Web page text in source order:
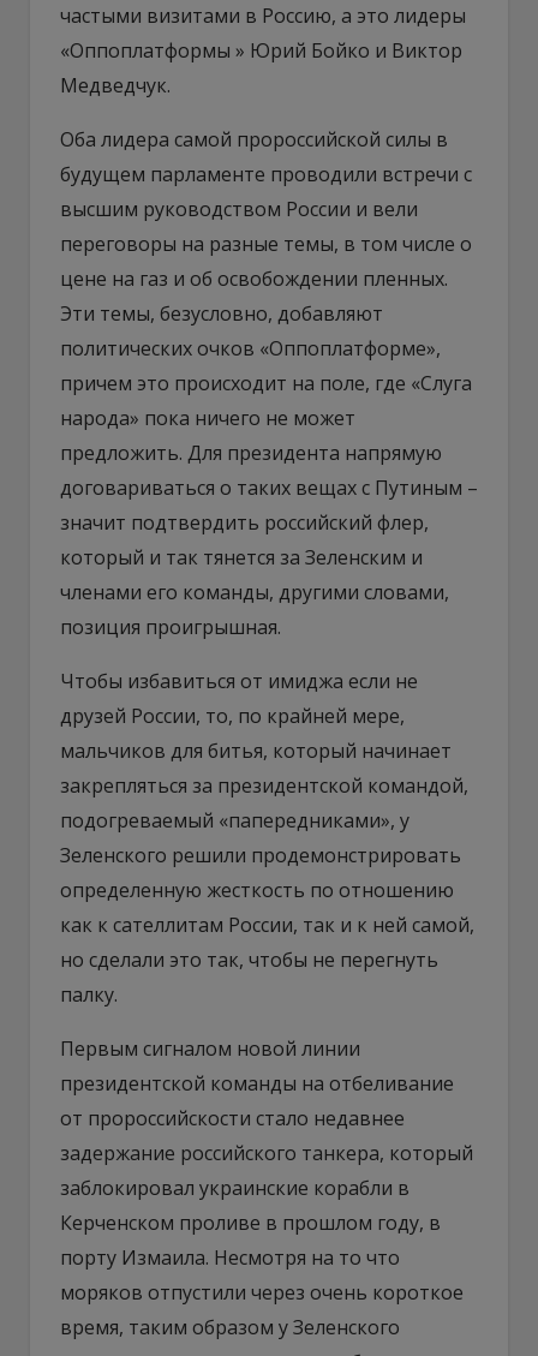
частыми визитами в Россию, а это лидеры
«Оппоплатформы » Юрий Бойко и Виктор
Медведчук.
Оба лидера самой пророссийской силы в
будущем парламенте проводили встречи с
высшим руководством России и вели
переговоры на разные темы, в том числе о
цене на газ и об освобождении пленных.
Эти темы, безусловно, добавляют
политических очков «Оппоплатформе»,
причем это происходит на поле, где «Слуга
народа» пока ничего не может
предложить. Для президента напрямую
договариваться о таких вещах с Путиным –
значит подтвердить российский флер,
который и так тянется за Зеленским и
членами его команды, другими словами,
позиция проигрышная.
Чтобы избавиться от имиджа если не
друзей России, то, по крайней мере,
мальчиков для битья, который начинает
закрепляться за президентской командой,
подогреваемый «папередниками», у
Зеленского решили продемонстрировать
определенную жесткость по отношению
как к сателлитам России, так и к ней самой,
но сделали это так, чтобы не перегнуть
палку.
Первым сигналом новой линии
президентской команды на отбеливание
от пророссийскости стало недавнее
задержание российского танкера, который
заблокировал украинские корабли в
Керченском проливе в прошлом году, в
порту Измаила. Несмотря на то что
моряков отпустили через очень короткое
время, таким образом у Зеленского